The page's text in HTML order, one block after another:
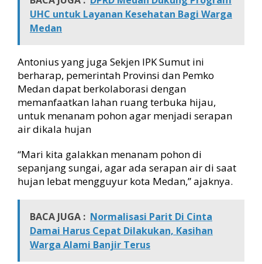
UHC untuk Layanan Kesehatan Bagi Warga
Medan
Antonius yang juga Sekjen IPK Sumut ini
berharap, pemerintah Provinsi dan Pemko
Medan dapat berkolaborasi dengan
memanfaatkan lahan ruang terbuka hijau,
untuk menanam pohon agar menjadi serapan
air dikala hujan
“Mari kita galakkan menanam pohon di
sepanjang sungai, agar ada serapan air di saat
hujan lebat mengguyur kota Medan,” ajaknya.
BACA JUGA : Normalisasi Parit Di Cinta
Damai Harus Cepat Dilakukan, Kasihan
Warga Alami Banjir Terus